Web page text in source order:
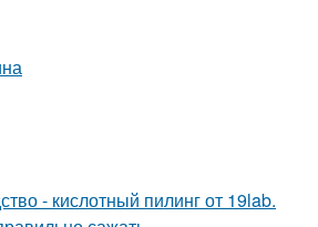
- кислотный пилинг от 19lab.